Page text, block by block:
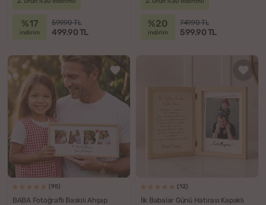
%17
indirim
599.90 TL
499.90 TL
%20
indirim
749.90 TL
599.90 TL
(95)
BABA Fotoğraflı Baskılı Ahşap
(12)
İlk Babalar Günü Hatırası Kapaklı